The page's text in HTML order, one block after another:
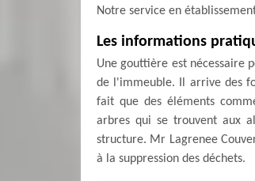
Notre service en
Les informations
Une gouttière est nécessaire
de l'immeuble. Il arrive des
fait que des éléments
arbres qui se trouvent aux
structure. Mr Lagrenee
à la suppression des déchets.